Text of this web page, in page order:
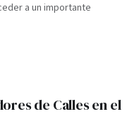
a un importante
de Calles en el